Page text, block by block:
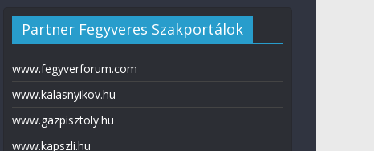
Partner Fegyveres Szakportálok
www.fegyverforum.com
www.kalasnyikov.hu
www.gazpisztoly.hu
www.kapszli.hu